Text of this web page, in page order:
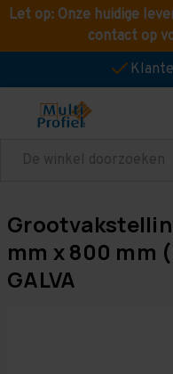
Let op: Onze huidige
contact op
Zoeken
mm x 800 mm
GALVA